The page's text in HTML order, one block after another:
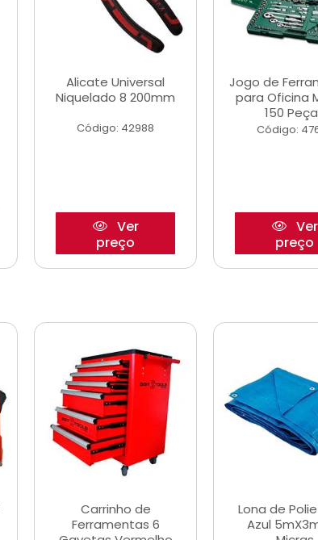
Alicate Universal
Niquelado 8 200mm
Código: 42988
Ver
preço
Jogo de
para Oficina
150
Código:
Ver
preço
Carrinho de
Ferramentas 6
Lona de
Azul